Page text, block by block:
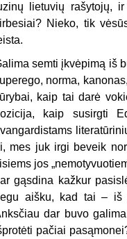
lietuvių rašytojų,
Nieko, tik
semti įkvėpimą iš
norma,
kaip tai darė
kaip susirgti
mes juk irgi beveik
jos
gąsdina kažkur
aišku, kad tai – iš
dar buvo
pačiai